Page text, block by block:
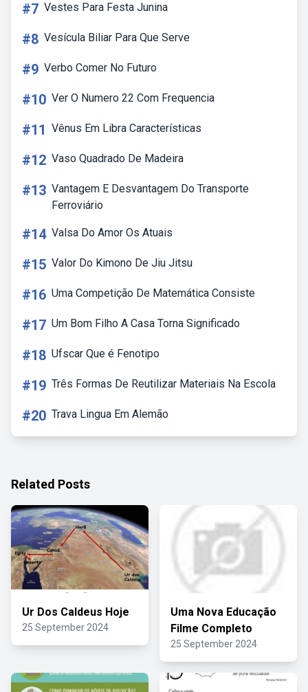
#7 Vestes Para Festa Junina
#8 Vesícula Biliar Para Que Serve
#9 Verbo Comer No Futuro
#10 Ver O Numero 22 Com Frequencia
#11 Vênus Em Libra Características
#12 Vaso Quadrado De Madeira
#13 Vantagem E Desvantagem Do Transporte
Ferroviário
#14 Valsa Do Amor Os Atuais
#15 Valor Do Kimono De Jiu Jitsu
#16 Uma Competição De Matemática Consiste
#17 Um Bom Filho A Casa Torna Significado
#18 Ufscar Que é Fenotipo
#19 Três Formas De Reutilizar Materiais Na Escola
#20 Trava Lingua Em Alemão
Related Posts
Ur Dos Caldeus Hoje
25 September 2024
Uma Nova Educação
Filme Completo
25 September 2024